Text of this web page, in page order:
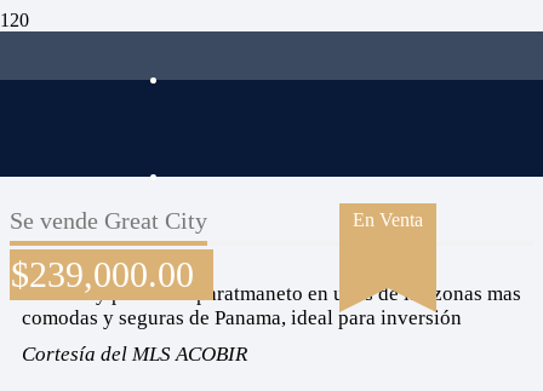
En Venta
$239,000.00
Se vende Great City
comodo y practico aparatmaneto en unas de las zonas mas
comodas y seguras de Panama, ideal para inversión
Cortesía del MLS ACOBIR